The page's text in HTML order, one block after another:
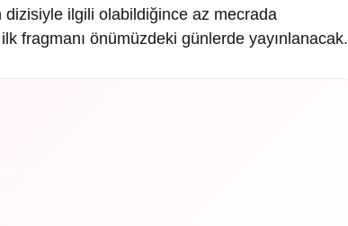
dizisiyle ilgili olabildiğince az mecrada
fragmanı önümüzdeki günlerde yayınlanacak.